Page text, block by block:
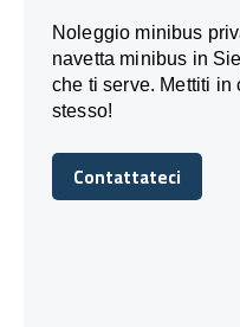
Noleggio minibus
navetta minibus in
che ti serve. Mettiti in
stesso!
Contattateci
Contattateci